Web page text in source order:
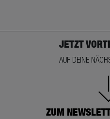
JETZT
AUF DEINE
ZUM